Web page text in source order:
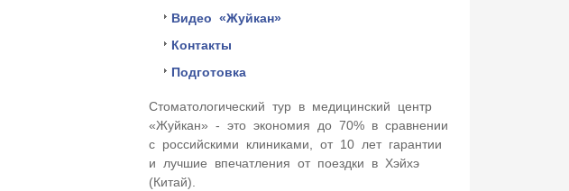
Видео «Жуйкан»
Контакты
Подготовка
Стоматологический тур в медицинский центр
«Жуйкан» - это экономия до 70% в сравнении
с российскими клиниками, от 10 лет гарантии
и лучшие впечатления от поездки в Хэйхэ
(Китай).